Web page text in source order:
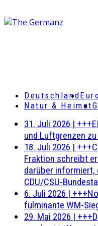
Deutschland
Natur & Heimat
31. Juli 2026 |
und Luftgrenzen
18. Juli 2026 |
Fraktion schreibt
darüber informiert,
CDU/CSU-
6. Juli 2026 |
fulminante WM-
29. Mai 2026 |